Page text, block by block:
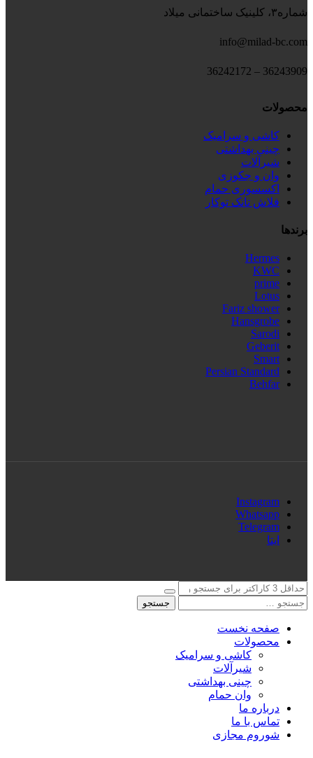
شماره۳، کلینیک ساختمانی میلاد
info@milad-bc.com
36243909 – 36242172
محصولات
کاشی و سرامیک
چینی بهداشتی
شیرآلات
وان و جکوزی
اکسسوری حمام
فلاش تانک توکار
برندها
Hermes
KWC
prime
Lotus
Fariz shower
Hansgrobe
Sarodi
Geberit
Smart
Persian Standard
Behfar
Instagram
Whatsapp
Telegram
ایتا
جستجو
صفحه نخست
محصولات
کاشی و سرامیک
شیرآلات
چینی بهداشتی
وان حمام
درباره ما
تماس با ما
شوروم مجازی